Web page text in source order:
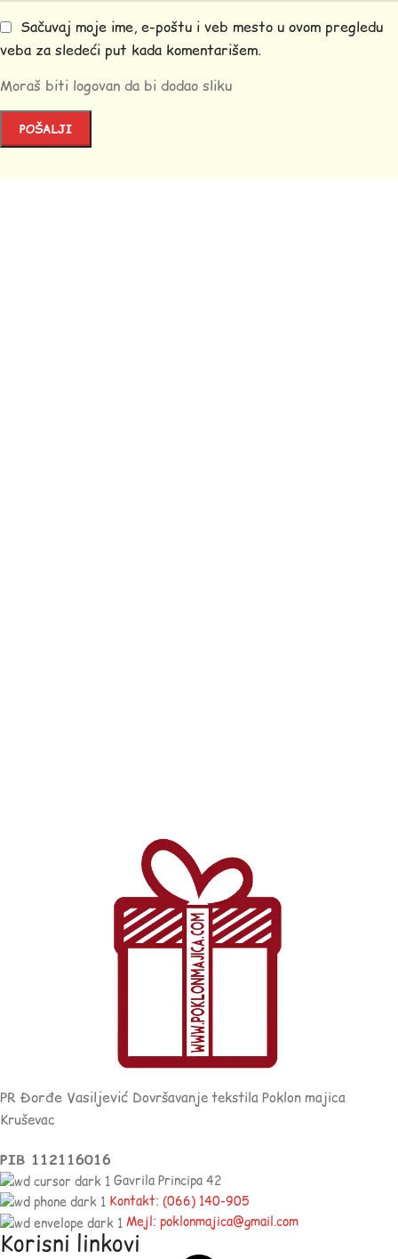
Sačuvaj moje ime, e-poštu i veb mesto u ovom pregledu
veba za sledeći put kada komentarišem.
Moraš biti logovan da bi dodao sliku
PR Đorđe Vasiljević Dovršavanje tekstila Poklon majica
Kruševac
PIB 112116016
Gavrila Principa 42
Kontakt: (066) 140-905
Mejl: poklonmajica@gmail.com
Korisni linkovi